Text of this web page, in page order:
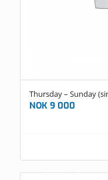
Thursday – Sunday
NOK9 000